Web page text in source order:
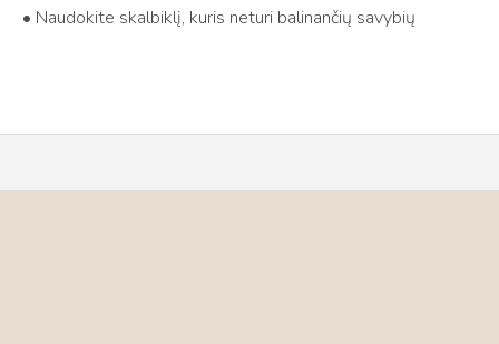
• Naudokite skalbiklį, kuris neturi balinančių savybių